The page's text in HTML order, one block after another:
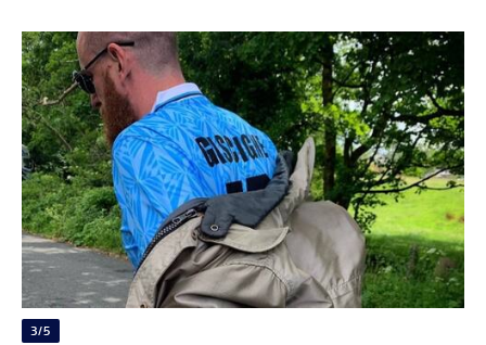
3/5